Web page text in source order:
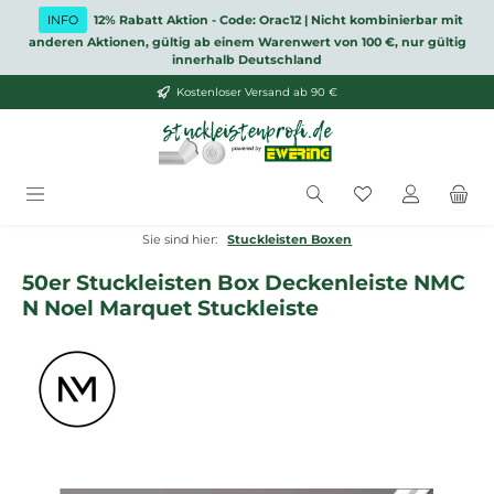
Zum Hauptinhalt springen
INFO
12% Rabatt Aktion - Code: Orac12 | Nicht kombinierbar mit
anderen Aktionen, gültig ab einem Warenwert von 100 €, nur gültig
innerhalb Deutschland
Kostenloser Versand ab 90 €
Du hast 0
Sie sind hier: Stuckleisten Boxen
50er Stuckleisten Box Deckenleiste NMC
N Noel Marquet Stuckleiste